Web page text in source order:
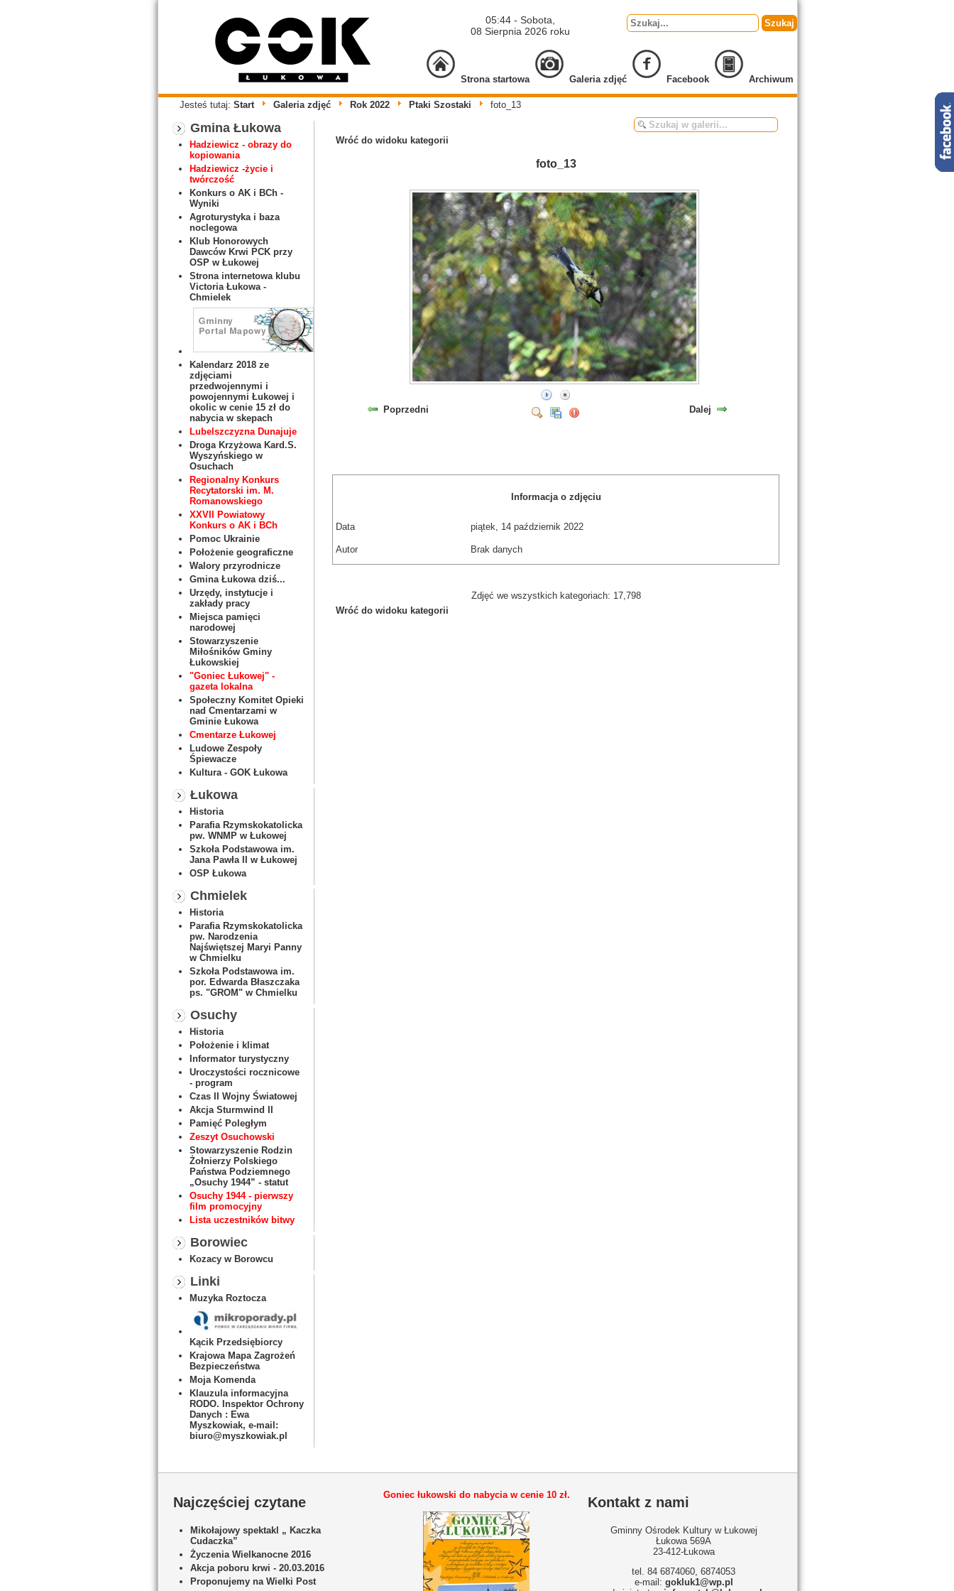
05:44 - Sobota,
08 Sierpnia 2026 roku
Szukaj
Archiwum
Facebook
Galeria zdjęć
Strona startowa
Jesteś tutaj: Start Galeria zdjęć Rok 2022 Ptaki Szostaki foto_13
Gmina Łukowa
Hadziewicz - obrazy do
kopiowania
Hadziewicz -życie i
twórczość
Konkurs o AK i BCh -
Wyniki
Agroturystyka i baza
noclegowa
Klub Honorowych
Dawców Krwi PCK przy
OSP w Łukowej
Strona internetowa klubu
Victoria Łukowa -
Chmielek
Kalendarz 2018 ze
zdjęciami
przedwojennymi i
powojennymi Łukowej i
okolic w cenie 15 zł do
nabycia w skepach
Lubelszczyzna Dunajuje
Droga Krzyżowa Kard.S.
Wyszyńskiego w
Osuchach
Regionalny Konkurs
Recytatorski im. M.
Romanowskiego
XXVII Powiatowy
Konkurs o AK i BCh
Pomoc Ukrainie
Położenie geograficzne
Walory przyrodnicze
Gmina Łukowa dziś...
Urzędy, instytucje i
zakłady pracy
Miejsca pamięci
narodowej
Stowarzyszenie
Miłośników Gminy
Łukowskiej
"Goniec Łukowej" -
gazeta lokalna
Społeczny Komitet Opieki
nad Cmentarzami w
Gminie Łukowa
Cmentarze Łukowej
Ludowe Zespoły
Śpiewacze
Kultura - GOK Łukowa
Łukowa
Historia
Parafia Rzymskokatolicka
pw. WNMP w Łukowej
Szkoła Podstawowa im.
Jana Pawła II w Łukowej
OSP Łukowa
Chmielek
Historia
Parafia Rzymskokatolicka
pw. Narodzenia
Najświętszej Maryi Panny
w Chmielku
Szkoła Podstawowa im.
por. Edwarda Błaszczaka
ps. "GROM" w Chmielku
Osuchy
Historia
Położenie i klimat
Informator turystyczny
Uroczystości rocznicowe
- program
Czas II Wojny Światowej
Akcja Sturmwind II
Pamięć Poległym
Zeszyt Osuchowski
Stowarzyszenie Rodzin
Żołnierzy Polskiego
Państwa Podziemnego
„Osuchy 1944” - statut
Osuchy 1944 - pierwszy
film promocyjny
Lista uczestników bitwy
Borowiec
Kozacy w Borowcu
Linki
Muzyka Roztocza
Kącik Przedsiębiorcy
Krajowa Mapa Zagrożeń
Bezpieczeństwa
Moja Komenda
Klauzula informacyjna
RODO. Inspektor Ochrony
Danych : Ewa
Myszkowiak, e-mail:
biuro@myszkowiak.pl
Wróć do widoku kategorii
foto_13
Poprzedni Dalej
Informacja o zdjęciu
Data piątek, 14 październik 2022
Autor Brak danych
Zdjęć we wszystkich kategoriach: 17,798
Wróć do widoku kategorii
Najczęściej czytane
Mikołajowy spektakl „ Kaczka
Cudaczka”
Życzenia Wielkanocne 2016
Akcja poboru krwi - 20.03.2016
Proponujemy na Wielki Post
Goniec łukowski do nabycia w cenie 10 zł. Kontakt z nami
Gminny Ośrodek Kultury w Łukowej
Łukowa 569A
23-412-Łukowa
tel. 84 6874060, 6874053
e-mail: gokluk1@wp.pl